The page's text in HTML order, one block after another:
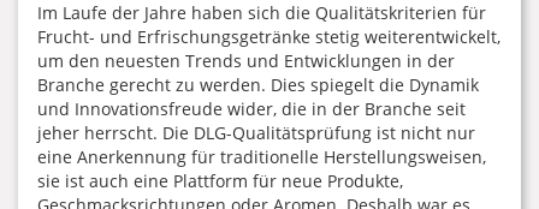
Im Laufe der Jahre haben sich die Qualitätskriterien für
Frucht- und Erfrischungsgetränke stetig weiterentwickelt,
um den neuesten Trends und Entwicklungen in der
Branche gerecht zu werden. Dies spiegelt die Dynamik
und Innovationsfreude wider, die in der Branche seit
jeher herrscht. Die DLG-Qualitätsprüfung ist nicht nur
eine Anerkennung für traditionelle Herstellungsweisen,
sie ist auch eine Plattform für neue Produkte,